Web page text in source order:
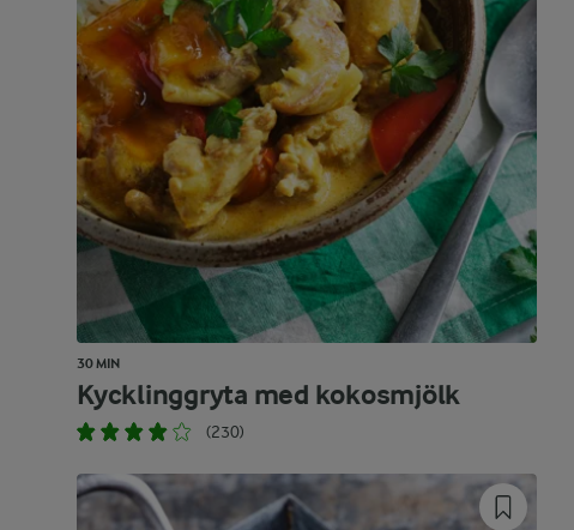
30 MIN
Kycklinggryta med kokosmjölk
(230)